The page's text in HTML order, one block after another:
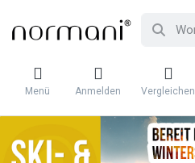
Menü Anmelden Vergleichen